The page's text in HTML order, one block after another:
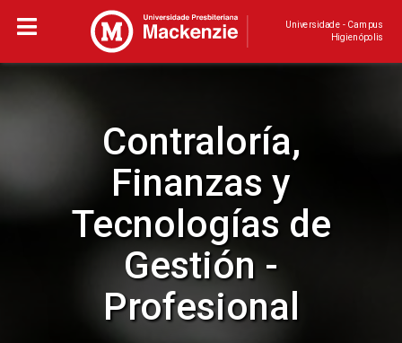
Universidade - Campus
Higienópolis
Contraloría,
Finanzas y
Tecnologías de
Gestión -
Profesional